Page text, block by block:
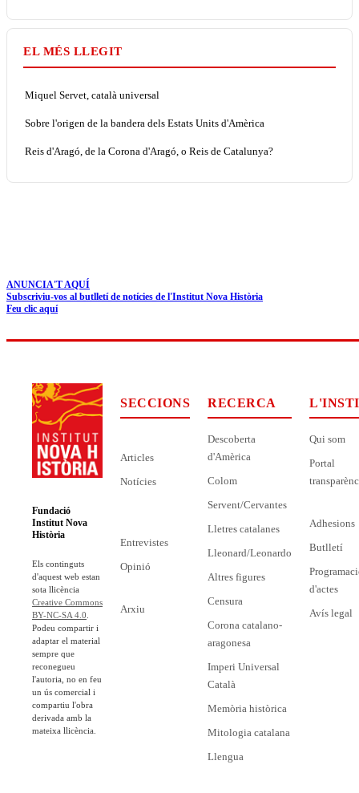
EL MÉS LLEGIT
Miquel Servet, català universal
Sobre l'origen de la bandera dels Estats Units d'Amèrica
Reis d'Aragó, de la Corona d'Aragó, o Reis de Catalunya?
ANUNCIA'T AQUÍ
Subscriviu-vos al butlletí de notícies de l'Institut Nova Història
Feu clic aquí
Fundació
Institut Nova
Història
Els continguts
d'aquest web estan
sota llicència
Creative Commons
BY-NC-SA 4.0
Podeu compartir i
adaptar el material
sempre que
reconegueu
l'autoria, no en feu
un ús comercial i
compartiu l'obra
derivada amb la
mateixa llicència.
SECCIONS
Articles
Notícies
Entrevistes
Opinió
Arxiu
RECERCA
Descoberta
d'Amèrica
Colom
Servent/Cervantes
Lletres catalanes
Lleonard/Leonardo
Altres figures
Censura
Corona catalano-
aragonesa
Imperi Universal
Català
Memòria històrica
Mitologia catalana
Llengua
Qui som
Portal
Adhesions
Butlletí
d'actes
Avís legal